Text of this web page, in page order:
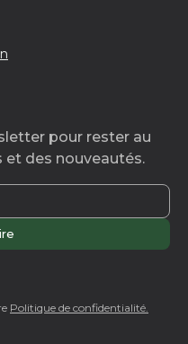
pour rester au
des nouveautés.
Politique de confidentialité.